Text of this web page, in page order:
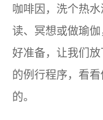
咖啡因，洗个热
读、冥想或做瑜
好准备，让我们
的例行程序，看
的。